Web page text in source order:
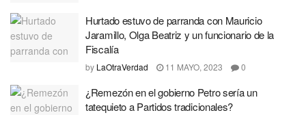
Hurtado estuvo de parranda con Mauricio
Jaramillo, Olga Beatriz y un funcionario de la
Fiscalía
by LaOtraVerdad 11 MAYO, 2023 0
¿Remezón en el gobierno Petro sería un
tatequieto a Partidos tradicionales?